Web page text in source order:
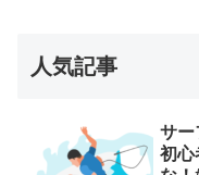
人気記事
サー
初心